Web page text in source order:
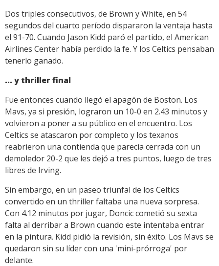
Dos triples consecutivos, de Brown y White, en 54
segundos del cuarto período dispararon la ventaja hasta
el 91-70. Cuando Jason Kidd paró el partido, el American
Airlines Center había perdido la fe. Y los Celtics pensaban
tenerlo ganado.
... y thriller final
Fue entonces cuando llegó el apagón de Boston. Los
Mavs, ya si presión, lograron un 10-0 en 2.43 minutos y
volvieron a poner a su público en el encuentro. Los
Celtics se atascaron por completo y los texanos
reabrieron una contienda que parecía cerrada con un
demoledor 20-2 que les dejó a tres puntos, luego de tres
libres de Irving.
Sin embargo, en un paseo triunfal de los Celtics
convertido en un thriller faltaba una nueva sorpresa.
Con 4.12 minutos por jugar, Doncic cometió su sexta
falta al derribar a Brown cuando este intentaba entrar
en la pintura. Kidd pidió la revisión, sin éxito. Los Mavs se
quedaron sin su líder con una 'mini-prórroga' por
delante.